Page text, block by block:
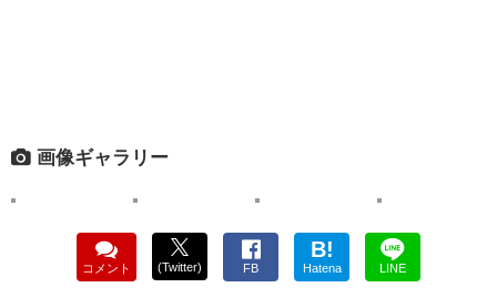
画像ギャラリー
コメント (Twitter) FB
B!
Hatena LINE